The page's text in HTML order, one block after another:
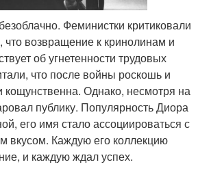
Феминистки критиковали
что возвращение к кринолинам и
об угнетенности трудовых
что после войны роскошь и
кощунственна. Однако, несмотря на
публику. Популярность Диора
его имя стало ассоциироваться с
вкусом. Каждую его коллекцию
и каждую ждал успех.